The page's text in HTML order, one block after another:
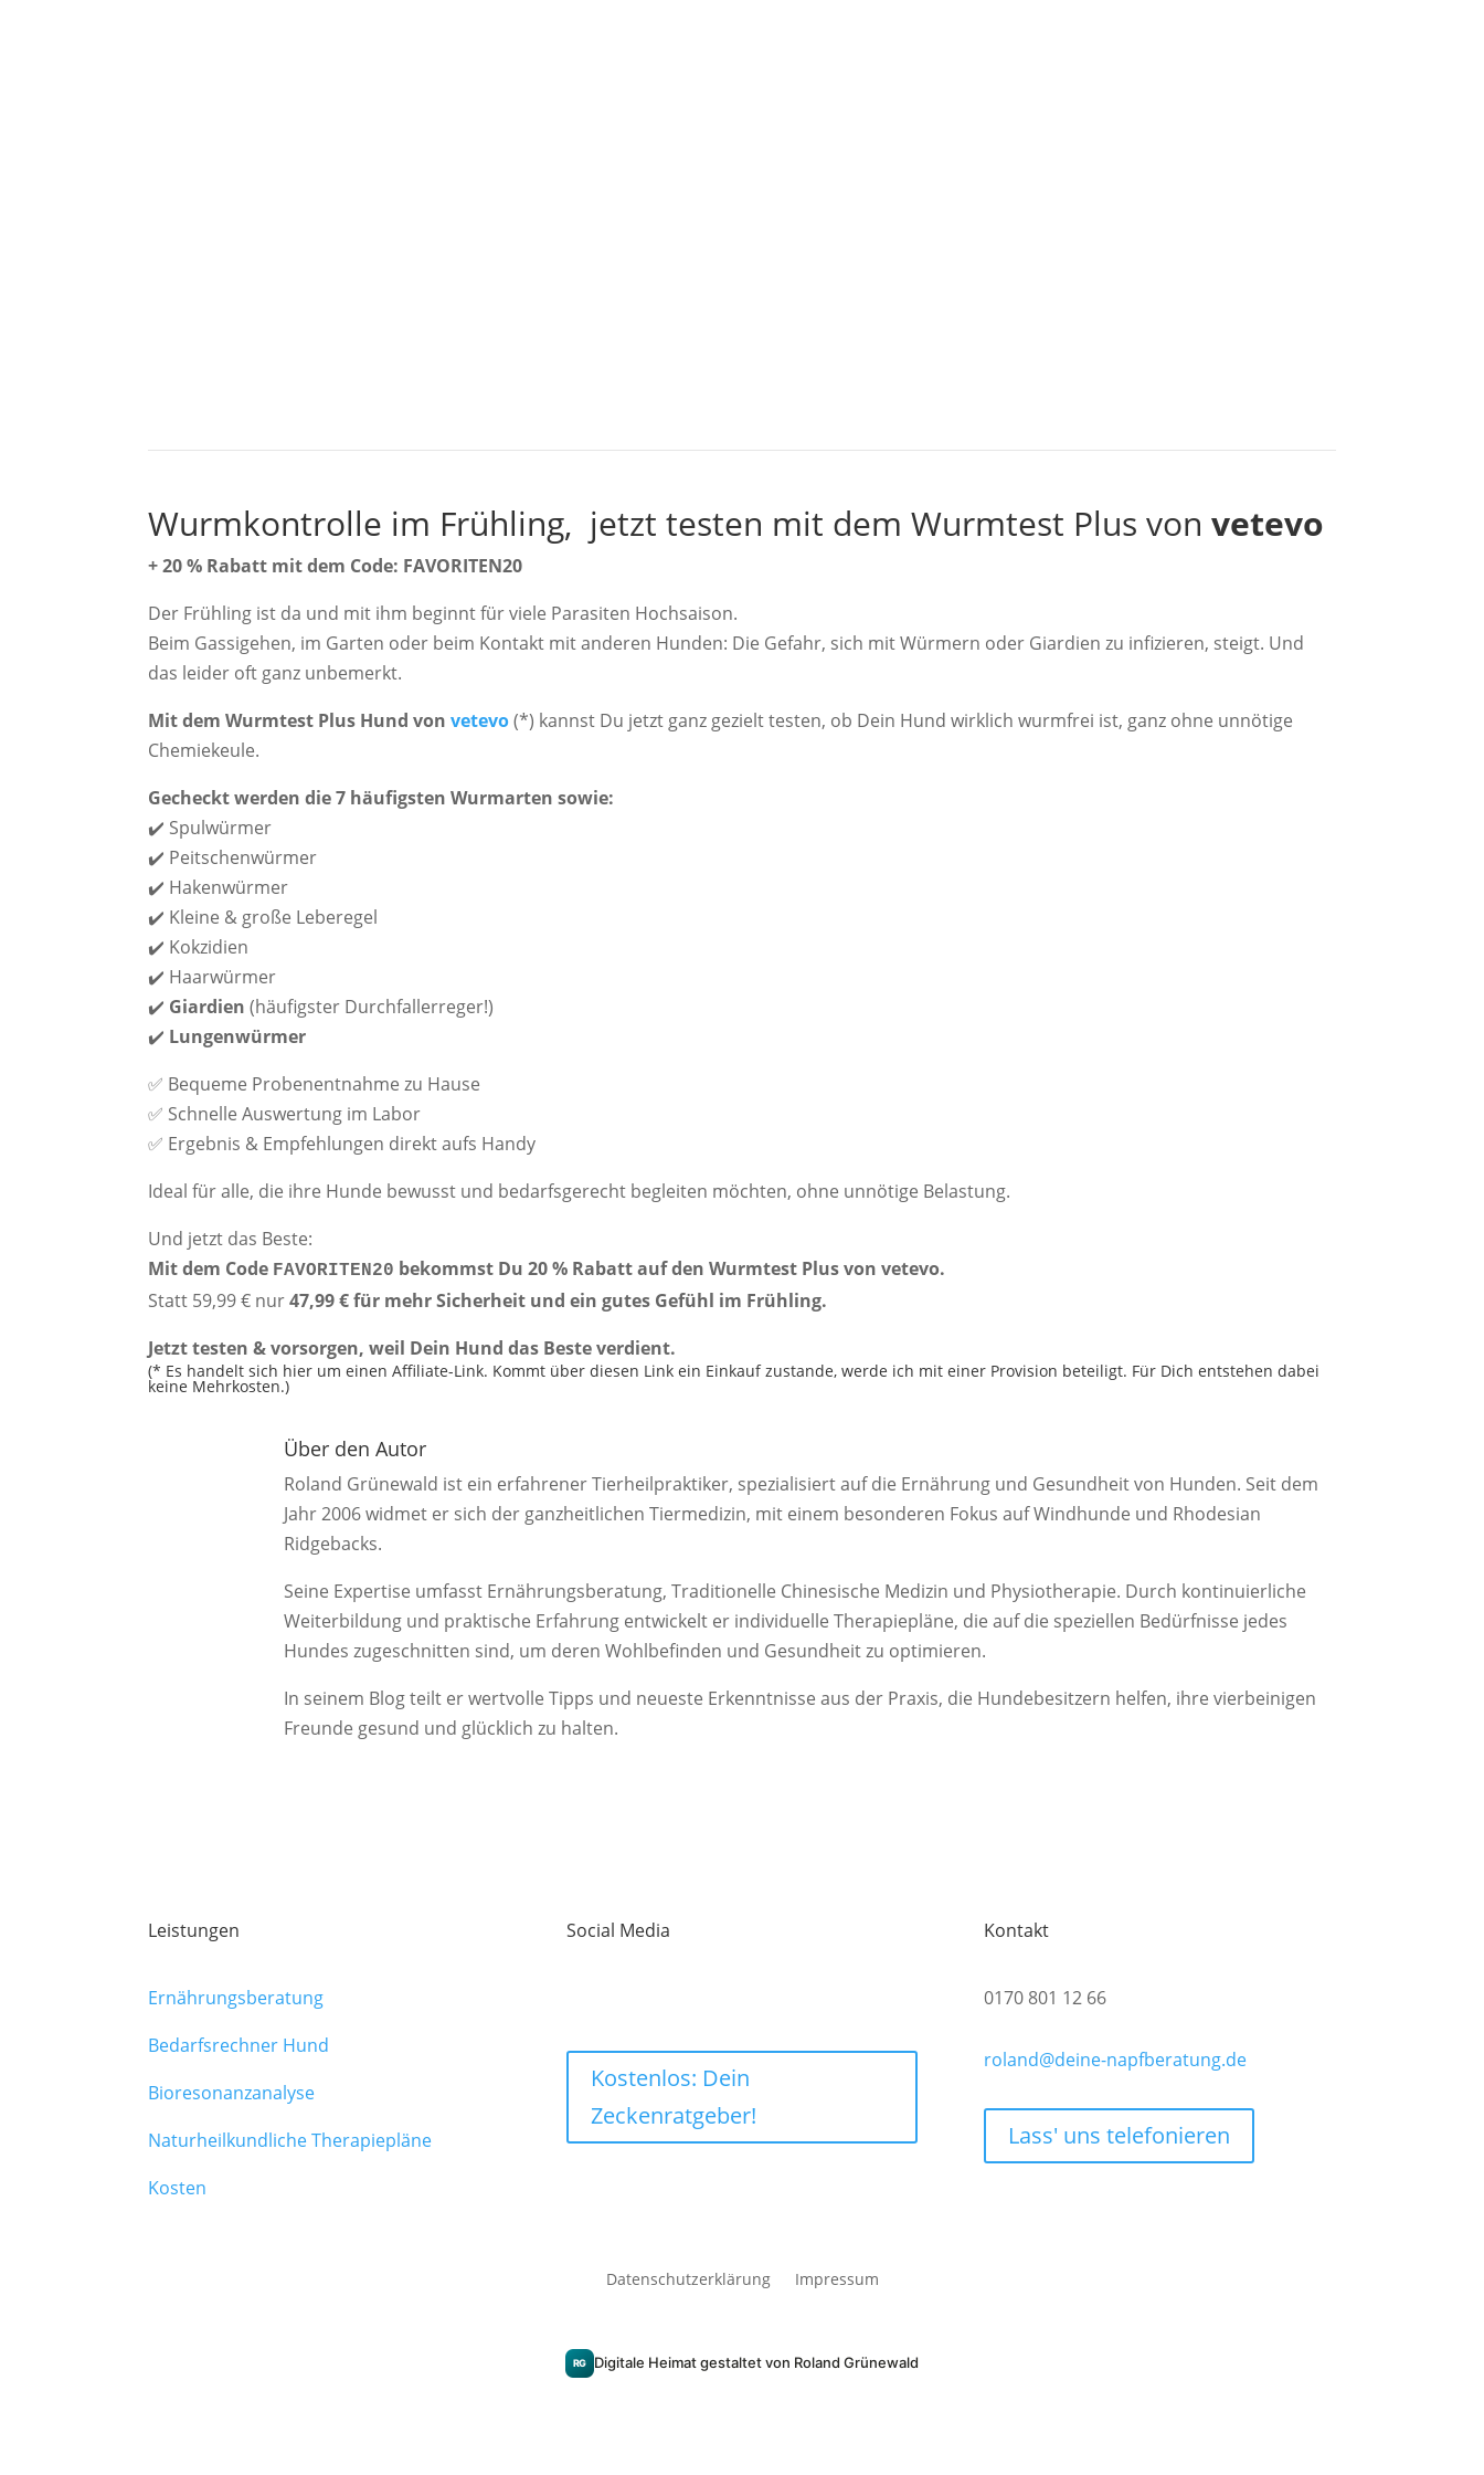
Wurmkontrolle im Frühling, jetzt testen mit dem Wurmtest Plus vonvetevo
+ 20 % Rabatt mit dem Code: FAVORITEN20
Der Frühling ist da und mit ihm beginnt für viele Parasiten Hochsaison.
Beim Gassigehen, im Garten oder beim Kontakt mit anderen Hunden: Die Gefahr, sich mit Würmern oder Giardien zu infizieren, steigt. Und
das leider oft ganz unbemerkt.
Mit dem Wurmtest Plus Hund vonvetevo(*) kannst Du jetzt ganz gezielt testen, ob Dein Hund wirklich wurmfrei ist, ganz ohne unnötige
Chemiekeule.
Gecheckt werden die 7 häufigsten Wurmarten sowie:
✔️ Spulwürmer
✔️ Peitschenwürmer
✔️ Hakenwürmer
✔️ Kleine & große Leberegel
✔️ Kokzidien
✔️ Haarwürmer
✔️ Giardien (häufigster Durchfallerreger!)
✔️ Lungenwürmer
✅ Bequeme Probenentnahme zu Hause
✅ Schnelle Auswertung im Labor
✅ Ergebnis & Empfehlungen direkt aufs Handy
Ideal für alle, die ihre Hunde bewusst und bedarfsgerecht begleiten möchten, ohne unnötige Belastung.
Und jetzt das Beste:
Mit dem Code FAVORITEN20 bekommst Du 20 % Rabatt auf den Wurmtest Plus von vetevo.
Statt 59,99 € nur47,99 € für mehr Sicherheit und ein gutes Gefühl im Frühling.
Jetzt testen & vorsorgen, weil Dein Hund das Beste verdient.
(* Es handelt sich hier um einen Affiliate-Link. Kommt über diesen Link ein Einkauf zustande, werde ich mit einer Provision beteiligt. Für Dich entstehen dabei
keine Mehrkosten.)
Über den Autor
Roland Grünewald ist ein erfahrener Tierheilpraktiker, spezialisiert auf die Ernährung und Gesundheit von Hunden. Seit dem
Jahr 2006 widmet er sich der ganzheitlichen Tiermedizin, mit einem besonderen Fokus auf Windhunde und Rhodesian
Ridgebacks.
Seine Expertise umfasst Ernährungsberatung, Traditionelle Chinesische Medizin und Physiotherapie. Durch kontinuierliche
Weiterbildung und praktische Erfahrung entwickelt er individuelle Therapiepläne, die auf die speziellen Bedürfnisse jedes
Hundes zugeschnitten sind, um deren Wohlbefinden und Gesundheit zu optimieren.
In seinem Blog teilt er wertvolle Tipps und neueste Erkenntnisse aus der Praxis, die Hundebesitzern helfen, ihre vierbeinigen
Freunde gesund und glücklich zu halten.
Leistungen
Ernährungsberatung
Bedarfsrechner Hund
Bioresonanzanalyse
Naturheilkundliche Therapiepläne
Kosten
Social Media
Kostenlos: Dein
Zeckenratgeber!
Kontakt
0170 801 12 66
roland@deine-napfberatung.de
Lass' uns telefonieren
Datenschutzerklärung Impressum
RG Digitale Heimat gestaltet von Roland Grünewald